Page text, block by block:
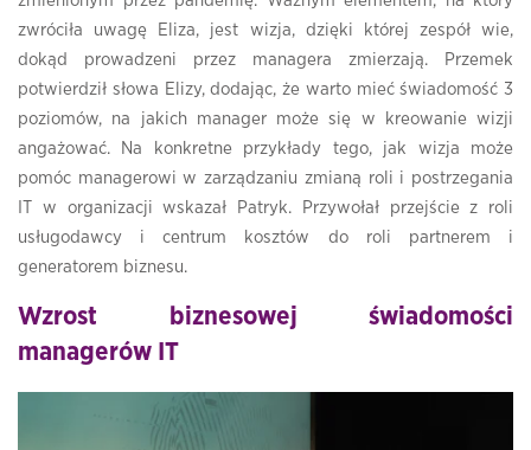
zwróciła uwagę Eliza, jest wizja, dzięki której zespół wie,
dokąd prowadzeni przez managera zmierzają. Przemek
potwierdził słowa Elizy, dodając, że warto mieć świadomość 3
poziomów, na jakich manager może się w kreowanie wizji
angażować. Na konkretne przykłady tego, jak wizja może
pomóc managerowi w zarządzaniu zmianą roli i postrzegania
IT w organizacji wskazał Patryk. Przywołał przejście z roli
usługodawcy i centrum kosztów do roli partnerem i
generatorem biznesu.
Wzrost biznesowej świadomości
managerów IT